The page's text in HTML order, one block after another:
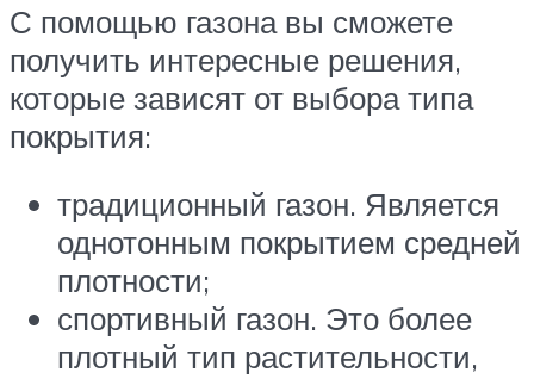
С помощью газона вы сможете
получить интересные решения,
которые зависят от выбора типа
покрытия:
традиционный газон. Является
однотонным покрытием средней
плотности;
спортивный газон. Это более
плотный тип растительности,